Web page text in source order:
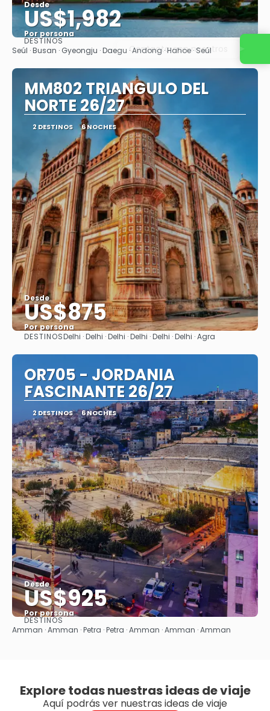
Desde
US$1,982
Por persona
Ver
DESTINOS
Seúl · Busan · Gyeongju · Daegu · Andong · Hahoe · Seúl
MM802 TRIANGULO DEL
NORTE 26/27
2 DESTINOS 6 NOCHES
Desde
US$875
Por persona
Ver
DESTINOSDelhi · Delhi · Delhi · Delhi · Delhi · Delhi · Agra
OR705 - JORDANIA
FASCINANTE 26/27
2 DESTINOS 6 NOCHES
Desde
US$925
Por persona
Ver
DESTINOS
Amman · Amman · Petra · Petra · Amman · Amman · Amman
Explore todas nuestras ideas de viaje
Aquí podrás ver nuestras ideas de viaje
Contacta con nosotros